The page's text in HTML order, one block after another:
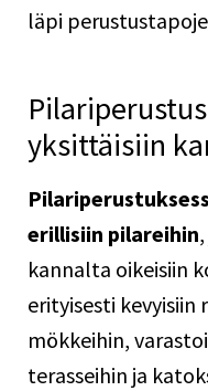
läpi
yksittäisiin
erillisiin pilareihin
kannalta oikeisiin
erityisesti kevyisiin
mökkeihin,
terasseihin ja